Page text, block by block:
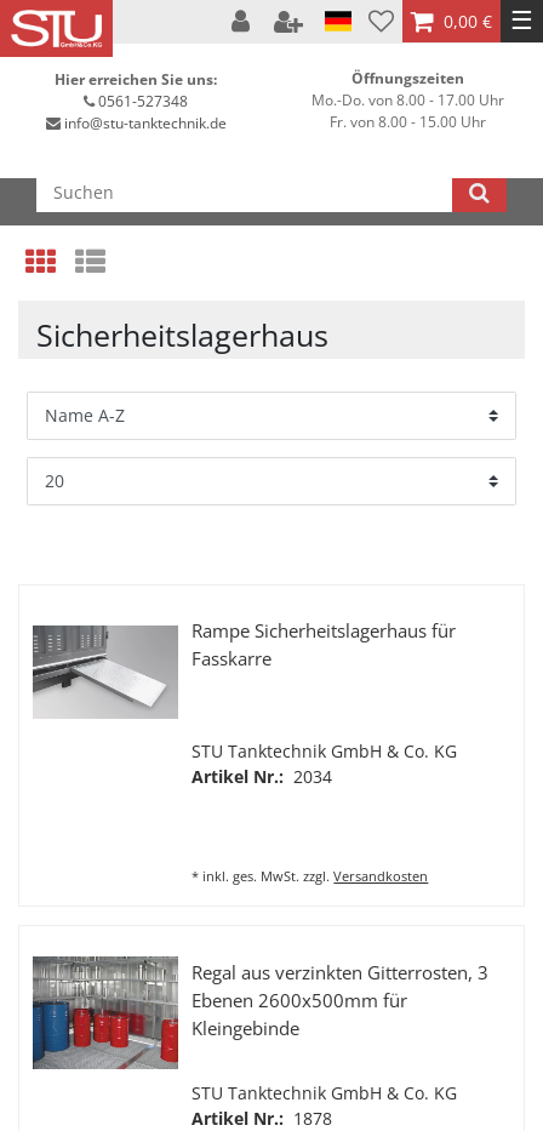
0,00 € ☰
Hier erreichen Sie uns:
0561-527348
info@stu-tanktechnik.de
Öffnungszeiten
Mo.-Do. von 8.00 - 17.00 Uhr
Fr. von 8.00 - 15.00 Uhr
Sicherheitslagerhaus
Rampe Sicherheitslagerhaus für
Fasskarre
STU Tanktechnik GmbH & Co. KG
Artikel Nr.: 2034
* inkl. ges. MwSt. zzgl.Versandkosten
Regal aus verzinkten Gitterrosten, 3
Ebenen 2600x500mm für
Kleingebinde
STU Tanktechnik GmbH & Co. KG
Artikel Nr.: 1878